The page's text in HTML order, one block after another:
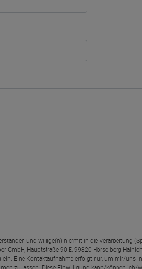
und willige(n) hiermit in die Verarbeitung
GmbH, Hauptstraße 90 E, 99820 Hörselberg-
Eine Kontaktaufnahme erfolgt nur, um mir/uns
zu lassen. Diese Einwilligung kann/können ich/